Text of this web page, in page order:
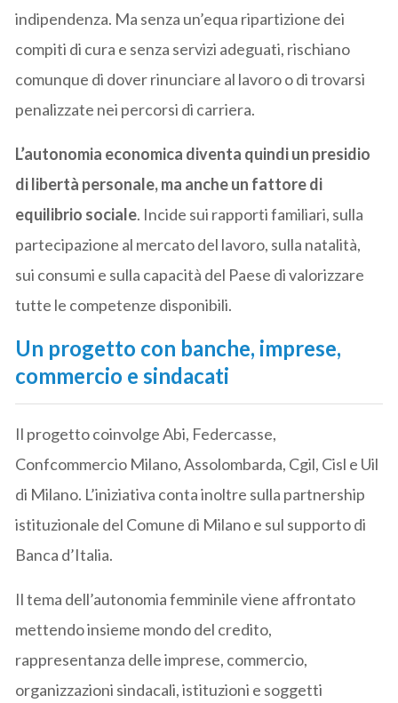
indipendenza. Ma senza un’equa ripartizione dei
compiti di cura e senza servizi adeguati, rischiano
comunque di dover rinunciare al lavoro o di trovarsi
penalizzate nei percorsi di carriera.
L’autonomia economica diventa quindi un presidio
di libertà personale, ma anche un fattore di
equilibrio sociale. Incide sui rapporti familiari, sulla
partecipazione al mercato del lavoro, sulla natalità,
sui consumi e sulla capacità del Paese di valorizzare
tutte le competenze disponibili.
Un progetto con banche, imprese,
commercio e sindacati
Il progetto coinvolge Abi, Federcasse,
Confcommercio Milano, Assolombarda, Cgil, Cisl e Uil
di Milano. L’iniziativa conta inoltre sulla partnership
istituzionale del Comune di Milano e sul supporto di
Banca d’Italia.
Il tema dell’autonomia femminile viene affrontato
mettendo insieme mondo del credito,
rappresentanza delle imprese, commercio,
organizzazioni sindacali, istituzioni e soggetti